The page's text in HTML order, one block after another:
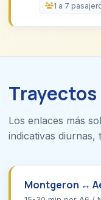
1 a 7
Trayectos
Los enlaces más
indicativas
Montgeron ↔